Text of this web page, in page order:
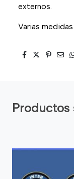
externos.
Varias
Productos